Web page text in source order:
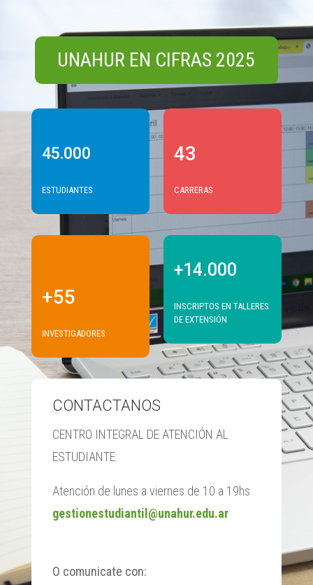
UNAHUR EN CIFRAS 2025
45.000
ESTUDIANTES
+55
INVESTIGADORES
43
CARRERAS
+14.000
INSCRIPTOS EN TALLERES
DE EXTENSIÓN
CONTACTANOS
CENTRO INTEGRAL DE ATENCIÓN AL
ESTUDIANTE:
Atención de lunes a viernes de 10 a 19hs
gestionestudiantil@unahur.edu.ar
O comunicate con: